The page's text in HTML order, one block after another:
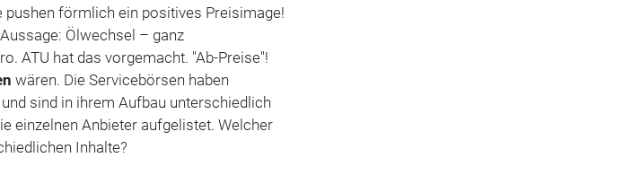
pushen förmlich ein positives Preisimage!
Ölwechsel – ganz
ATU hat das vorgemacht. "Ab-Preise"!
wären. Die Servicebörsen haben
sind in ihrem Aufbau unterschiedlich
einzelnen Anbieter aufgelistet. Welcher
Inhalte?